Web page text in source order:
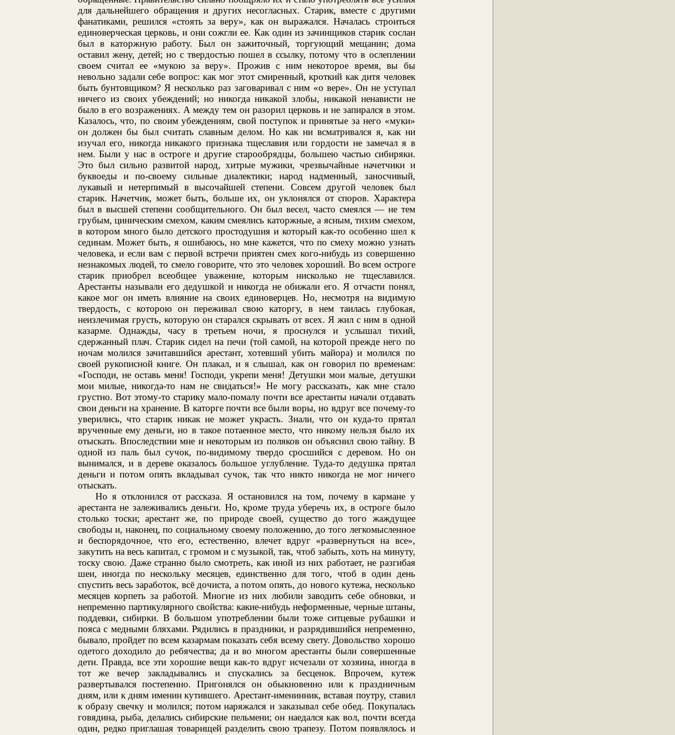
для дальнейшего обращения и других несогласных. Старик, вместе с другими
фанатиками, решился «стоять за веру», как он выражался. Началась строиться
единоверческая церковь, и они сожгли ее. Как один из зачинщиков старик сослан
был в каторжную работу. Был он зажиточный, торгующий мещанин; дома
оставил жену, детей; но с твердостью пошел в ссылку, потому что в ослеплении
своем считал ее «мукою за веру». Прожив с ним некоторое время, вы бы
невольно задали себе вопрос: как мог этот смиренный, кроткий как дитя человек
быть бунтовщиком? Я несколько раз заговаривал с ним «о вере». Он не уступал
ничего из своих убеждений; но никогда никакой злобы, никакой ненависти не
было в его возражениях. А между тем он разорил церковь и не запирался в этом.
Казалось, что, по своим убеждениям, свой поступок и принятые за него «муки»
он должен бы был считать славным делом. Но как ни всматривался я, как ни
изучал его, никогда никакого признака тщеславия или гордости не замечал я в
нем. Были у нас в остроге и другие старообрядцы, большею частью сибиряки.
Это был сильно развитой народ, хитрые мужики, чрезвычайные начетчики и
буквоеды и по-своему сильные диалектики; народ надменный, заносчивый,
лукавый и нетерпимый в высочайшей степени. Совсем другой человек был
старик. Начетчик, может быть, больше их, он уклонялся от споров. Характера
был в высшей степени сообщительного. Он был весел, часто смеялся — не тем
грубым, циническим смехом, каким смеялись каторжные, а ясным, тихим смехом,
в котором много было детского простодушия и который как-то особенно шел к
сединам. Может быть, я ошибаюсь, но мне кажется, что по смеху можно узнать
человека, и если вам с первой встречи приятен смех кого-нибудь из совершенно
незнакомых людей, то смело говорите, что это человек хороший. Во всем остроге
старик приобрел всеобщее уважение, которым нисколько не тщеславился.
Арестанты называли его дедушкой и никогда не обижали его. Я отчасти понял,
какое мог он иметь влияние на своих единоверцев. Но, несмотря на видимую
твердость, с которою он переживал свою каторгу, в нем таилась глубокая,
неизлечимая грусть, которую он старался скрывать от всех. Я жил с ним в одной
казарме. Однажды, часу в третьем ночи, я проснулся и услышал тихий,
сдержанный плач. Старик сидел на печи (той самой, на которой прежде него по
ночам молился зачитавшийся арестант, хотевший убить майора) и молился по
своей рукописной книге. Он плакал, и я слышал, как он говорил по временам:
«Господи, не оставь меня! Господи, укрепи меня! Детушки мои малые, детушки
мои милые, никогда-то нам не свидаться!» Не могу рассказать, как мне стало
грустно. Вот этому-то старику мало-помалу почти все арестанты начали отдавать
свои деньги на хранение. В каторге почти все были воры, но вдруг все почему-то
уверились, что старик никак не может украсть. Знали, что он куда-то прятал
врученные ему деньги, но в такое потаенное место, что никому нельзя было их
отыскать. Впоследствии мне и некоторым из поляков он объяснил свою тайну. В
одной из паль был сучок, по-видимому твердо сросшийся с деревом. Но он
вынимался, и в дереве оказалось большое углубление. Туда-то дедушка прятал
деньги и потом опять вкладывал сучок, так что никто никогда не мог ничего
отыскать.
Но я отклонился от рассказа. Я остановился на том, почему в кармане у
арестанта не залеживались деньги. Но, кроме труда уберечь их, в остроге было
столько тоски; арестант же, по природе своей, существо до того жаждущее
свободы и, наконец, по социальному своему положению, до того легкомысленное
и беспорядочное, что его, естественно, влечет вдруг «развернуться на все»,
закутить на весь капитал, с громом и с музыкой, так, чтоб забыть, хоть на минуту,
тоску свою. Даже странно было смотреть, как иной из них работает, не разгибая
шеи, иногда по нескольку месяцев, единственно для того, чтоб в один день
спустить весь заработок, всё дочиста, а потом опять, до нового кутежа, несколько
месяцев корпеть за работой. Многие из них любили заводить себе обновки, и
непременно партикулярного свойства: какие-нибудь неформенные, черные штаны,
поддевки, сибирки. В большом употреблении были тоже ситцевые рубашки и
пояса с медными бляхами. Рядились в праздники, и разрядившийся непременно,
бывало, пройдет по всем казармам показать себя всему свету. Довольство хорошо
одетого доходило до ребячества; да и во многом арестанты были совершенные
дети. Правда, все эти хорошие вещи как-то вдруг исчезали от хозяина, иногда в
тот же вечер закладывались и спускались за бесценок. Впрочем, кутеж
развертывался постепенно. Пригонялся он обыкновенно или к праздничным
дням, или к дням именин кутившего. Арестант-именинник, вставая поутру, ставил
к образу свечку и молился; потом наряжался и заказывал себе обед. Покупалась
говядина, рыба, делались сибирские пельмени; он наедался как вол, почти всегда
один, редко приглашая товарищей разделить свою трапезу. Потом появлялось и